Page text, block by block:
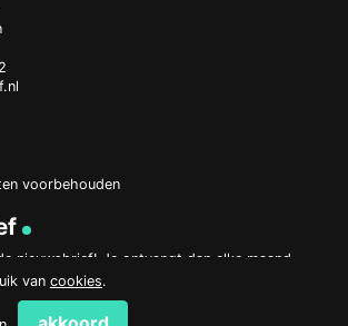
voorbehouden
nieuwsbrief! Je ontvangt dan elke maand
belangrijkste nieuws.
van cookies.